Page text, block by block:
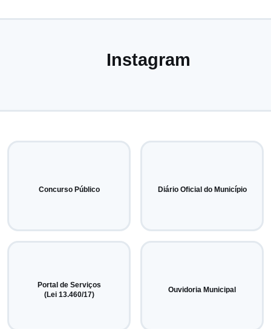
Instagram
Concurso Público Diário Oficial do Município
Portal de Serviços
(Lei 13.460/17)
Ouvidoria Municipal